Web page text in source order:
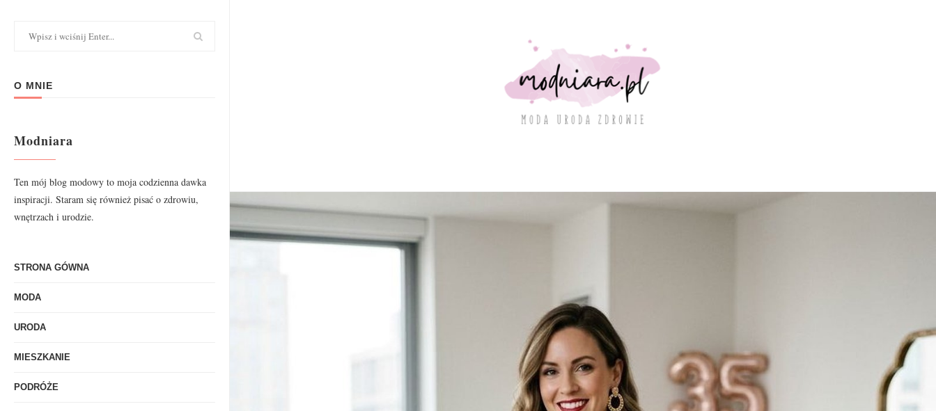
O MNIE
Modniara
Ten mój blog modowy to moja codzienna dawka
inspiracji. Staram się również pisać o zdrowiu,
wnętrzach i urodzie.
STRONA GÓWNA
MODA
URODA
MIESZKANIE
PODRÓŻE